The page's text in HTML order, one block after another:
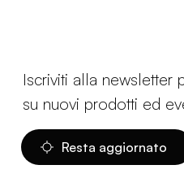
Iscriviti alla newsletter
su nuovi prodotti ed
Resta aggiornato